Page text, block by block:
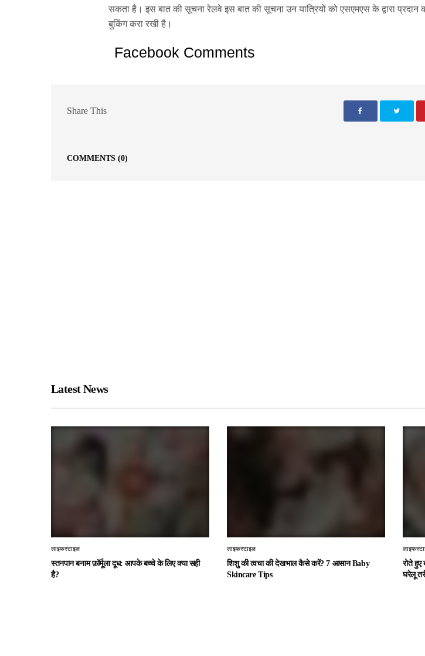
सकता है। इस बात की सूचना रेलवे इस बात की सूचना उन यात्रियों को एसएमएस के द्वारा प्रदान
बुकिंग करा रखी है।
Facebook Comments
Share This
COMMENTS (0)
Latest News
लाइफस्टाइल
स्तनपान बनाम फ़ॉर्मूला दूध: आपके बच्चे के लिए क्या सही
है?
लाइफस्टाइल
शिशु की त्वचा की देखभाल कैसे करें? 7 आसान Baby
Skincare Tips
रोते
घरेलू